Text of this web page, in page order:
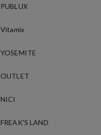
PUBLUX
Vitamix
YOSEMITE
OUTLET
NICI
FREAK'S LAND